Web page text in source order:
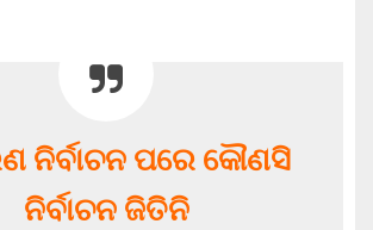
ନିର୍ବାଚନ ପରେ କୌଣସି
ନିର୍ବାଚନ ଜିତିନି